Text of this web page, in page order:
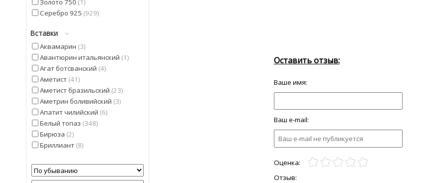
Золото 750 1
Серебро 925 929
Вставки
Аквамарин 3
Авантюрин итальянский 1
Агат ботсванский 4
Аметист 41
Аметист бразильский 23
Аметрин боливийский 3
Апатит чилийский 6
Белый топаз 348
Бирюза 2
Бриллиант 8
Гранат мозамбицкий 12
Диаспор 30